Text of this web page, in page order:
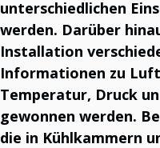
Schnelle, flexible und
sajt): Fast, Flexible, and Cost-
SMART COMMUNICATOR
Intelligente Industrie
Ihr Partner für das Management
Intelligente Stadt
Verbessert das tägliche Leben mit
Intelligenter Campus
unterschiedlichen
werden. Darüber
Installation
Informationen zu
Temperatur, Druck
gewonnen werden.
die in Kühlkammern